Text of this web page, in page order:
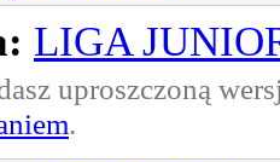
LIGA
uproszczoną
.